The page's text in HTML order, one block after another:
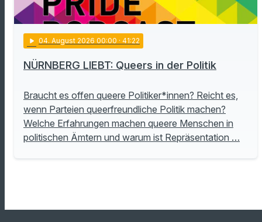
play_arrow 04. August 2026 00:00 · 41:22
NÜRNBERG LIEBT: Queers in der Politik
Braucht es offen queere Politiker*innen? Reicht es,
wenn Parteien queerfreundliche Politik machen?
Welche Erfahrungen machen queere Menschen in
politischen Ämtern und warum ist Repräsentation …